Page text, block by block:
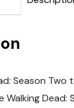
Season
Dead: